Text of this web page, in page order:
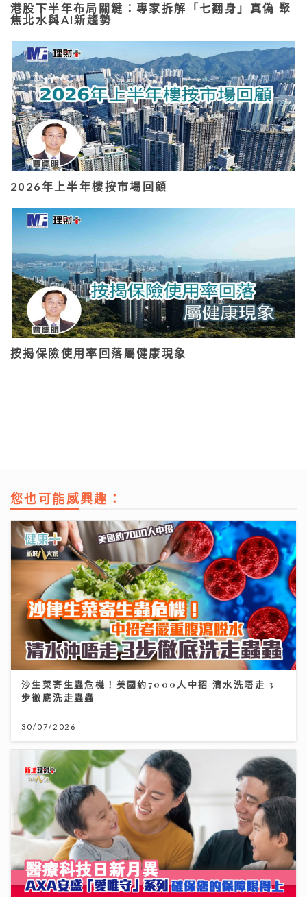
港股下半年布局關鍵：專家拆解「七翻身」真偽 聚
焦北水與AI新趨勢
2026年上半年樓按市場回顧
按揭保險使用率回落屬健康現象
您也可能感興趣：
沙生菜寄生蟲危機！美國約7000人中招 清水洗唔走 3
步徹底洗走蟲蟲
30/07/2026